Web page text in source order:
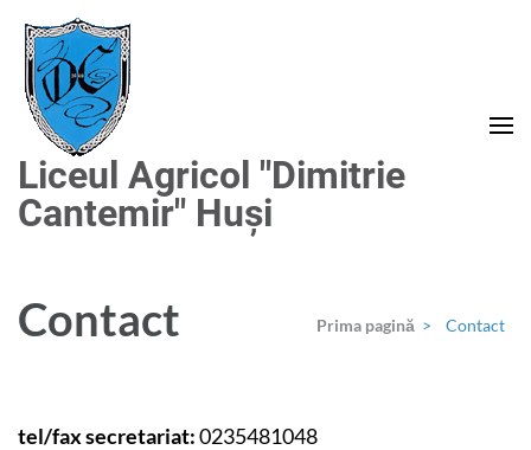
conținut
(apasă
Enter)
Liceul Agricol "Dimitrie
Cantemir" Huși
Contact Prima pagină > Contact
tel/fax secretariat:0235481048